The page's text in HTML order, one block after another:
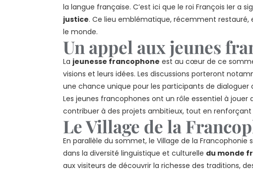
la langue française. C’est ici que le roi François Ier a
justice. Ce lieu emblématique, récemment restauré,
le monde.
Un appel aux jeunes
La jeunesse francophone est au cœur de ce
visions et leurs idées. Les discussions porteront
une chance unique pour les participants de
Les jeunes francophones ont un rôle essentiel à jouer
contribuer à des projets ambitieux, tout en renforçant
Le Village de la
En parallèle du sommet, le Village de la
dans la diversité linguistique et culturelle du monde
aux visiteurs de découvrir la richesse des traditions,